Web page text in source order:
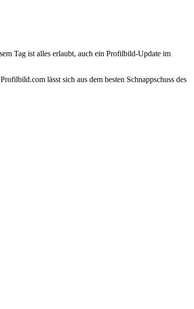
Tag ist alles erlaubt, auch ein Profilbild-Update im
lässt sich aus dem besten Schnappschuss des